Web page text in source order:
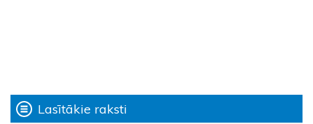
Lasītākie raksti